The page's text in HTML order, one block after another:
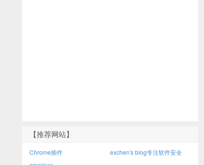
【推荐网站】
Chrome插件
exchen's blog专注软件安全